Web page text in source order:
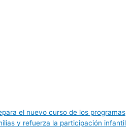
el nuevo curso de los programas
y refuerza la participación infantil